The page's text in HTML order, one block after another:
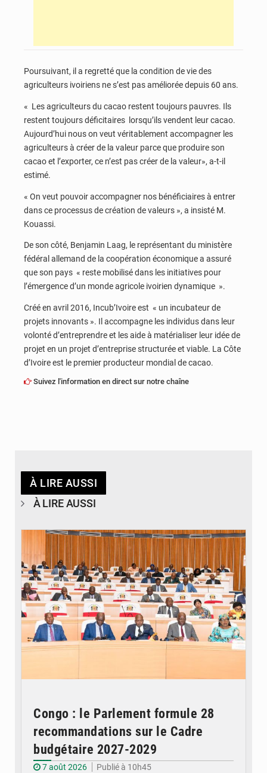
Poursuivant, il a regretté que la condition de vie des
agriculteurs ivoiriens ne s’est pas améliorée depuis 60 ans.
« Les agriculteurs du cacao restent toujours pauvres. Ils
restent toujours déficitaires lorsqu’ils vendent leur cacao.
Aujourd’hui nous on veut véritablement accompagner les
agriculteurs à créer de la valeur parce que produire son
cacao et l’exporter, ce n’est pas créer de la valeur», a-t-il
estimé.
« On veut pouvoir accompagner nos bénéficiaires à entrer
dans ce processus de création de valeurs », a insisté M.
Kouassi.
De son côté, Benjamin Laag, le représentant du ministère
fédéral allemand de la coopération économique a assuré
que son pays « reste mobilisé dans les initiatives pour
l’émergence d’un monde agricole ivoirien dynamique ».
Créé en avril 2016, Incub’Ivoire est « un incubateur de
projets innovants ». Il accompagne les individus dans leur
volonté d’entreprendre et les aide à matérialiser leur idée de
projet en un projet d’entreprise structurée et viable. La Côte
d’Ivoire est le premier producteur mondial de cacao.
Suivez l'information en direct sur notre chaîne
À LIRE AUSSI
À LIRE AUSSI
Congo : le Parlement formule 28
recommandations sur le Cadre
budgétaire 2027-2029
7 août 2026
Publié à 10h45